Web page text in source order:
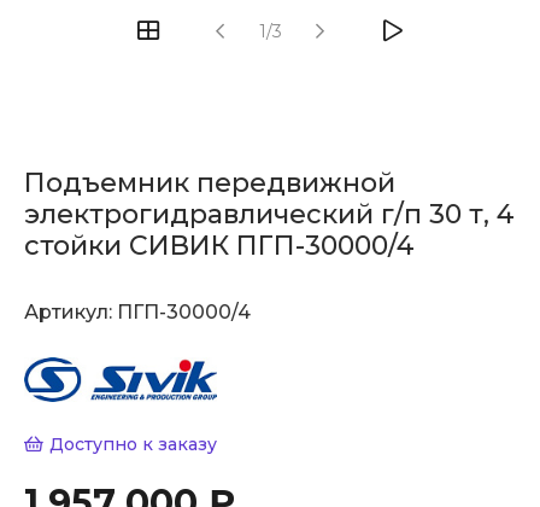
1/3
Подъемник передвижной
электрогидравлический г/п 30 т, 4
стойки СИВИК ПГП-30000/4
Артикул: ПГП-30000/4
Доступно к заказу